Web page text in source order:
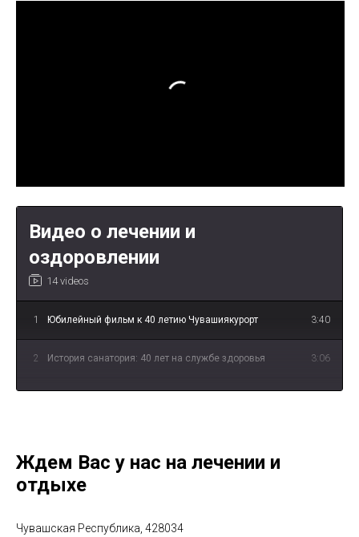
Видео о лечении и
оздоровлении
14 videos
1 Юбилейный фильм к 40 летию Чувашиякурорт 3:40
2 История санатория: 40 лет на службе здоровья 3:06
5 «Спецагенты» - о физиотерапевтическом лечении
6 "В чём уникальность лечебной грязи Сапропель?"
Ждем Вас у нас на лечении и
отдыхе
Чувашская Республика, 428034